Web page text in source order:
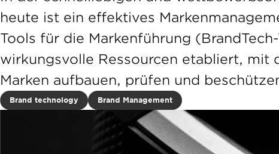
heute ist ein effektives
Tools für die Markenführung
wirkungsvolle Ressourcen etabliert, mit
Marken aufbauen, prüfen und
Brand technology Brand Management